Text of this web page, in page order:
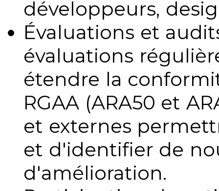
développeurs,
Évaluations et
évaluations
étendre la
RGAA (ARA50 et
et externes
et d'identifier de
d'amélioration.